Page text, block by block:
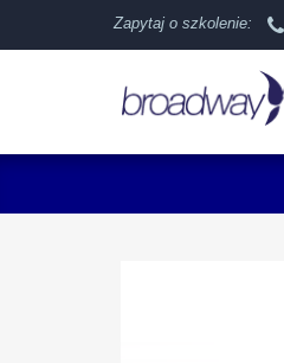
Zapytaj o szkolenie: